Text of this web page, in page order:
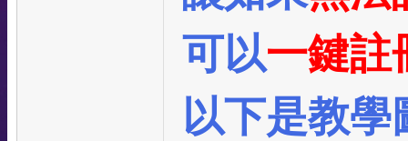
可以一鍵註
以下是教學